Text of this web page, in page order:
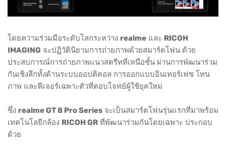
โดยความร่วมมือระดับโลกระหว่าง realme และ RICOH
IMAGING จะปฏิวัตินิยามการถ่ายภาพด้วยสมาร์ตโฟน ด้วย
ประสบการณ์การถ่ายภาพแนวสตรีทที่เหนือชั้น ผ่านการพัฒนาร่วม
กันเชิงลึกทั้งด้านระบบออปติคอล การออกแบบอินเทอร์เฟซ โทน
ภาพ และฟีเจอร์เฉพาะตัวที่ตอบโจทย์ผู้ใช้ยุคใหม่
ซึ่ง realme GT 8 Pro Series จะเป็นสมาร์ตโฟนรุ่นแรกที่มาพร้อม
เทคโนโลยีกล้อง RICOH GR ที่พัฒนาร่วมกันโดยเฉพาะ ประกอบ
ด้วย